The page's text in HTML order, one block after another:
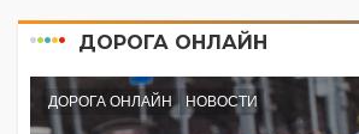
ДОРОГА ОНЛАЙН
ДОРОГА ОНЛАЙН НОВОСТИ